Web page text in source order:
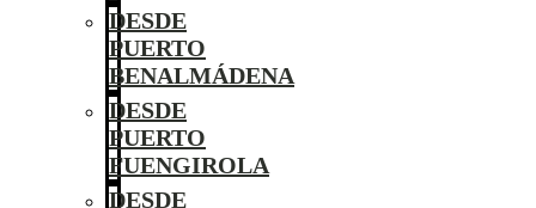
DESDE
PUERTO
BENALMÁDENA
DESDE
PUERTO
FUENGIROLA
DESDE